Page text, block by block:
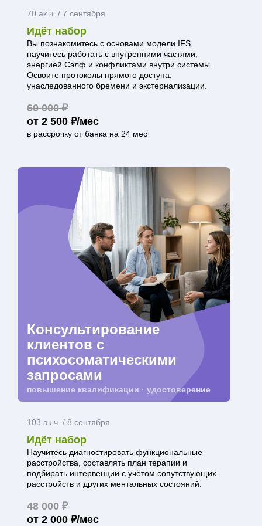
70 ак.ч. / 7 сентября
Идёт набор
Вы познакомитесь с основами модели IFS,
научитесь работать с внутренними частями,
энергией Сэлф и конфликтами внутри системы.
Освоите протоколы прямого доступа,
унаследованного бремени и экстернализации.
60 000 ₽
от 2 500 ₽/мес
в рассрочку от банка на 24 мес
Консультирование
клиентов с
психосоматическими
запросами
повышение квалификации · удостоверение
103 ак.ч. / 8 сентября
Идёт набор
Научитесь диагностировать функциональные
расстройства, составлять план терапии и
подбирать интервенции с учётом сопутствующих
расстройств и других ментальных состояний.
48 000 ₽
от 2 000 ₽/мес